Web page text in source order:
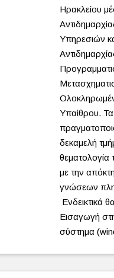
Ηρακλείου
Υπηρεσιών
Υπαίθρου. Τα
δεκαμελή
θεματολογία
με την
γνώσεων
Ενδεικτικά
Εισαγωγή
σύστημα